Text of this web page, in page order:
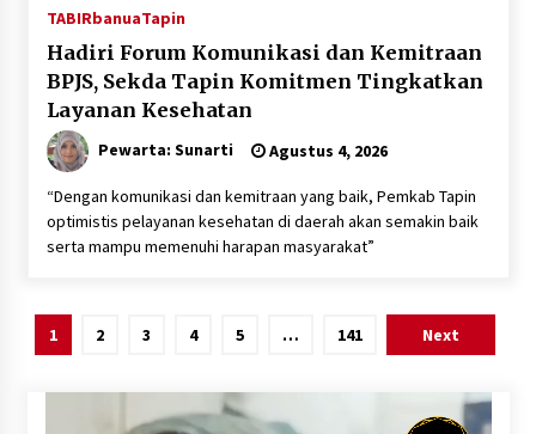
TABIRbanuaTapin
Hadiri Forum Komunikasi dan Kemitraan
BPJS, Sekda Tapin Komitmen Tingkatkan
Layanan Kesehatan
Pewarta: Sunarti Agustus 4, 2026
“Dengan komunikasi dan kemitraan yang baik, Pemkab Tapin
optimistis pelayanan kesehatan di daerah akan semakin baik
serta mampu memenuhi harapan masyarakat”
Paginasi
1 2 3 4 5 … 141 Next